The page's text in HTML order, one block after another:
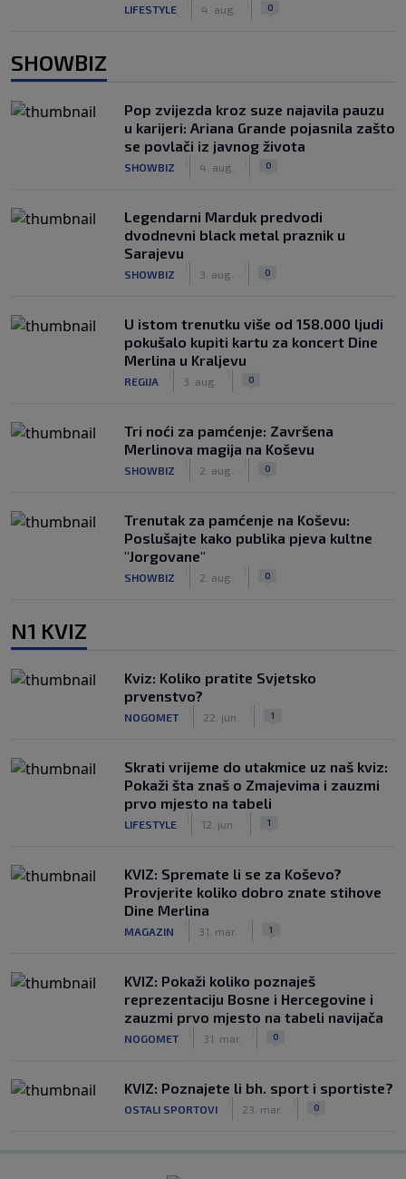
LIFESTYLE 4. aug. 0
SHOWBIZ
Pop zvijezda kroz suze najavila pauzu
u karijeri: Ariana Grande pojasnila zašto
se povlači iz javnog života
SHOWBIZ 4. aug. 0
Legendarni Marduk predvodi
dvodnevni black metal praznik u
Sarajevu
SHOWBIZ 3. aug. 0
U istom trenutku više od 158.000 ljudi
pokušalo kupiti kartu za koncert Dine
Merlina u Kraljevu
REGIJA 3. aug. 0
Tri noći za pamćenje: Završena
Merlinova magija na Koševu
SHOWBIZ 2. aug. 0
Trenutak za pamćenje na Koševu:
Poslušajte kako publika pjeva kultne
"Jorgovane"
SHOWBIZ 2. aug. 0
N1 KVIZ
Kviz: Koliko pratite Svjetsko
prvenstvo?
NOGOMET 22. jun. 1
Skrati vrijeme do utakmice uz naš kviz:
Pokaži šta znaš o Zmajevima i zauzmi
prvo mjesto na tabeli
LIFESTYLE 12. jun. 1
KVIZ: Spremate li se za Koševo?
Provjerite koliko dobro znate stihove
Dine Merlina
MAGAZIN 31. mar. 1
KVIZ: Pokaži koliko poznaješ
reprezentaciju Bosne i Hercegovine i
zauzmi prvo mjesto na tabeli navijača
NOGOMET 31. mar. 0
KVIZ: Poznajete li bh. sport i sportiste?
OSTALI SPORTOVI 23. mar. 0